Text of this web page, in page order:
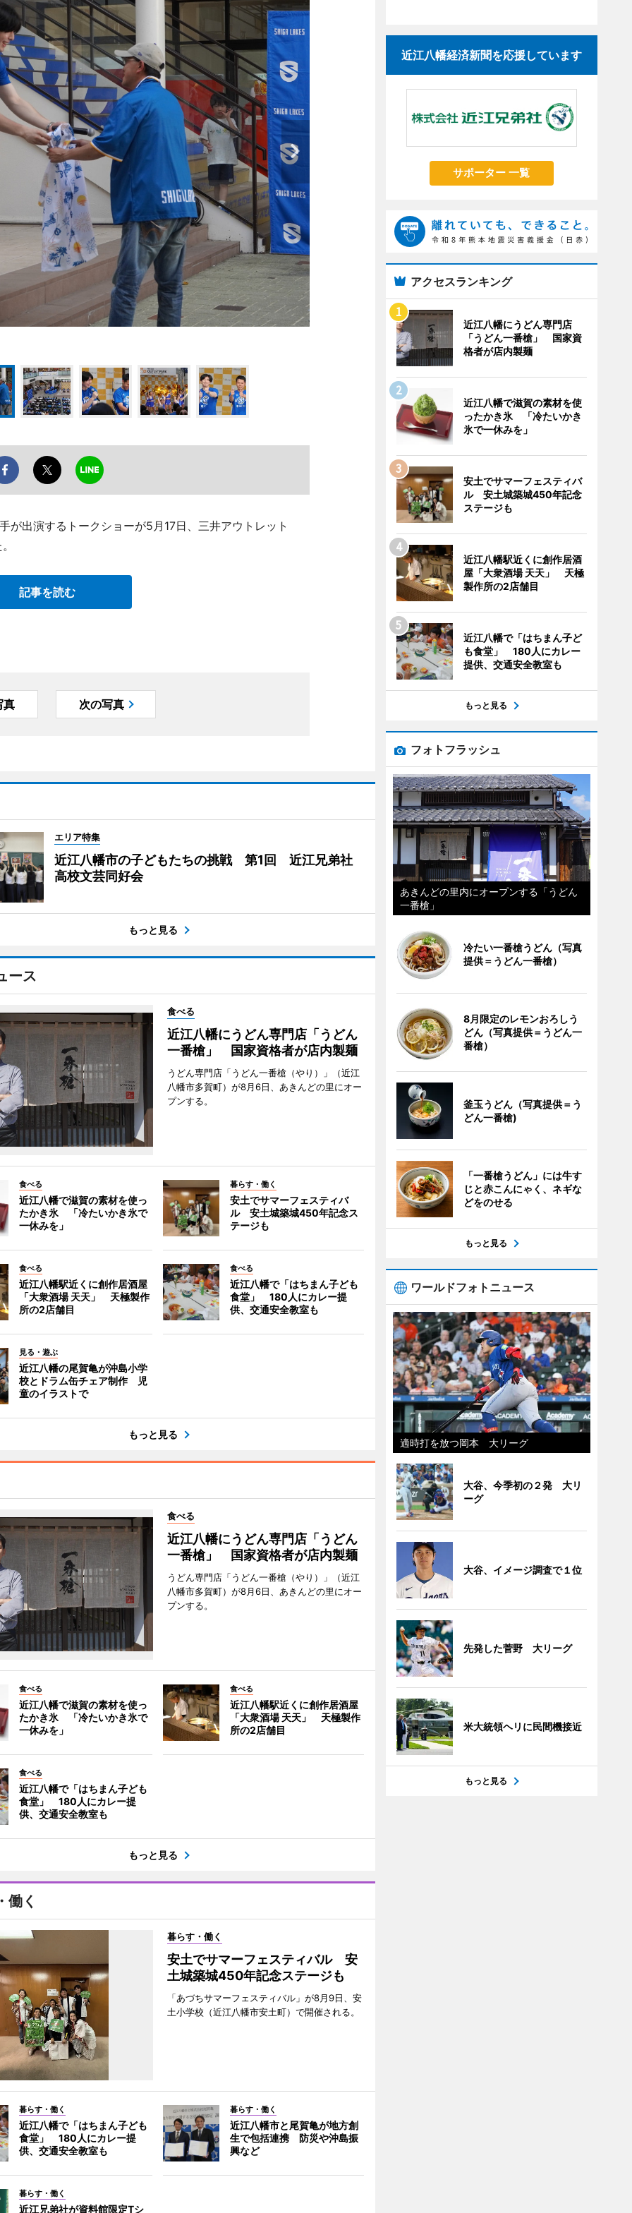
が出演するトークショーが5月17日、三井アウトレット
記事を読む
真 次の写真
エリア特集
近江八幡市の子どもたちの挑戦 第1回 近江兄弟社
高校文芸同好会
もっと見る
ース
食べる
近江八幡にうどん専門店「うどん
一番槍」 国家資格者が店内製麺
うどん専門店「うどん一番槍（やり）」（近江
八幡市多賀町）が8月6日、あきんどの里にオー
プンする。
食べる
近江八幡で滋賀の素材を使っ
たかき氷 「冷たいかき氷で
一休みを」
暮らす・働く
安土でサマーフェスティバ
ル 安土城築城450年記念ス
テージも
食べる
近江八幡駅近くに創作居酒屋
「大衆酒場 天天」 天極製作
所の2店舗目
食べる
近江八幡で「はちまん子ども
食堂」 180人にカレー提
供、交通安全教室も
見る・遊ぶ
近江八幡の尾賀亀が沖島小学
校とドラム缶チェア制作 児
童のイラストで
もっと見る
食べる
近江八幡にうどん専門店「うどん
一番槍」 国家資格者が店内製麺
うどん専門店「うどん一番槍（やり）」（近江
八幡市多賀町）が8月6日、あきんどの里にオー
プンする。
食べる
近江八幡で滋賀の素材を使っ
たかき氷 「冷たいかき氷で
一休みを」
食べる
近江八幡駅近くに創作居酒屋
「大衆酒場 天天」 天極製作
所の2店舗目
食べる
近江八幡で「はちまん子ども
食堂」 180人にカレー提
供、交通安全教室も
もっと見る
働く
暮らす・働く
安土でサマーフェスティバル 安
土城築城450年記念ステージも
「あづちサマーフェスティバル」が8月9日、安
土小学校（近江八幡市安土町）で開催される。
暮らす・働く
近江八幡で「はちまん子ども
食堂」 180人にカレー提
供、交通安全教室も
暮らす・働く
近江八幡市と尾賀亀が地方創
生で包括連携 防災や沖島振
興など
暮らす・働く
近江兄弟社が資料館限定Tシ
近江八幡経済新聞を応援しています
サポーター 一覧
アクセスランキング
近江八幡にうどん専門店
「うどん一番槍」 国家資
格者が店内製麺
近江八幡で滋賀の素材を使
ったかき氷 「冷たいかき
氷で一休みを」
安土でサマーフェスティバ
ル 安土城築城450年記念
ステージも
近江八幡駅近くに創作居酒
屋「大衆酒場 天天」 天極
製作所の2店舗目
近江八幡で「はちまん子ど
も食堂」 180人にカレー
提供、交通安全教室も
もっと見る
フォトフラッシュ
あきんどの里内にオープンする「うどん
一番槍」
冷たい一番槍うどん（写真
提供＝うどん一番槍）
8月限定のレモンおろしう
どん（写真提供＝うどん一
番槍）
釜玉うどん（写真提供＝う
どん一番槍)
「一番槍うどん」には牛す
じと赤こんにゃく、ネギな
どをのせる
もっと見る
ワールドフォトニュース
適時打を放つ岡本 大リーグ
大谷、今季初の２発 大リ
ーグ
大谷、イメージ調査で１位
先発した菅野 大リーグ
米大統領ヘリに民間機接近
もっと見る